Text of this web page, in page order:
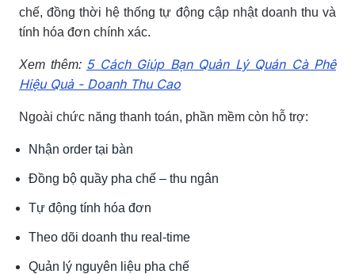
chế, đồng thời hệ thống tự động cập nhật doanh thu và
tính hóa đơn chính xác.
Xem thêm: 5 Cách Giúp Bạn Quản Lý Quán Cà Phê
Hiệu Quả - Doanh Thu Cao
Ngoài chức năng thanh toán, phần mềm còn hỗ trợ:
Nhận order tại bàn
Đồng bộ quầy pha chế – thu ngân
Tự động tính hóa đơn
Theo dõi doanh thu real-time
Quản lý nguyên liệu pha chế